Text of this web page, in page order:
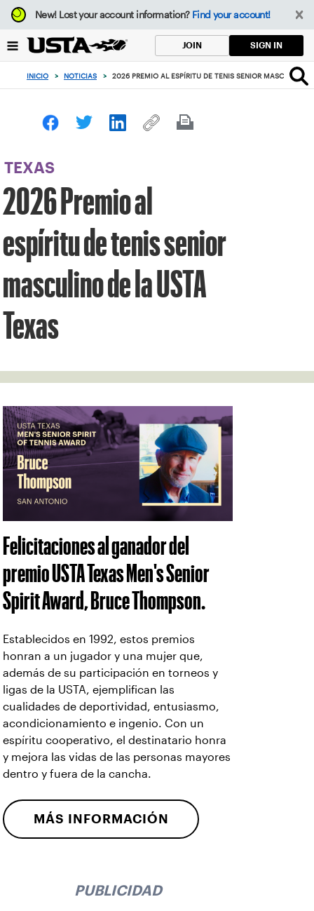
Enfoque
desde
botón
volver
principio
New!Lost your account information? Find your account!
JOIN SIGN IN
INICIO > NOTICIAS > 2026 PREMIO AL ESPÍRITU DE TENIS SENIOR MASCULINO
TEXAS
2026 Premio al
espíritu de tenis senior
masculino de la USTA
Texas
Felicitaciones al ganador del
premio USTA Texas Men's Senior
Spirit Award, Bruce Thompson.
Establecidos en 1992, estos premios
honran a un jugador y una mujer que,
además de su participación en torneos y
ligas de la USTA, ejemplifican las
cualidades de deportividad, entusiasmo,
acondicionamiento e ingenio. Con un
espíritu cooperativo, el destinatario honra
y mejora las vidas de las personas mayores
dentro y fuera de la cancha.
MÁS INFORMACIÓN
PUBLICIDAD